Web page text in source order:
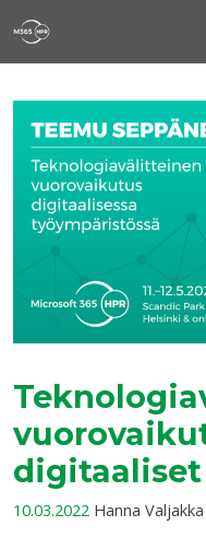
10.03.2022 Hanna Valjakka